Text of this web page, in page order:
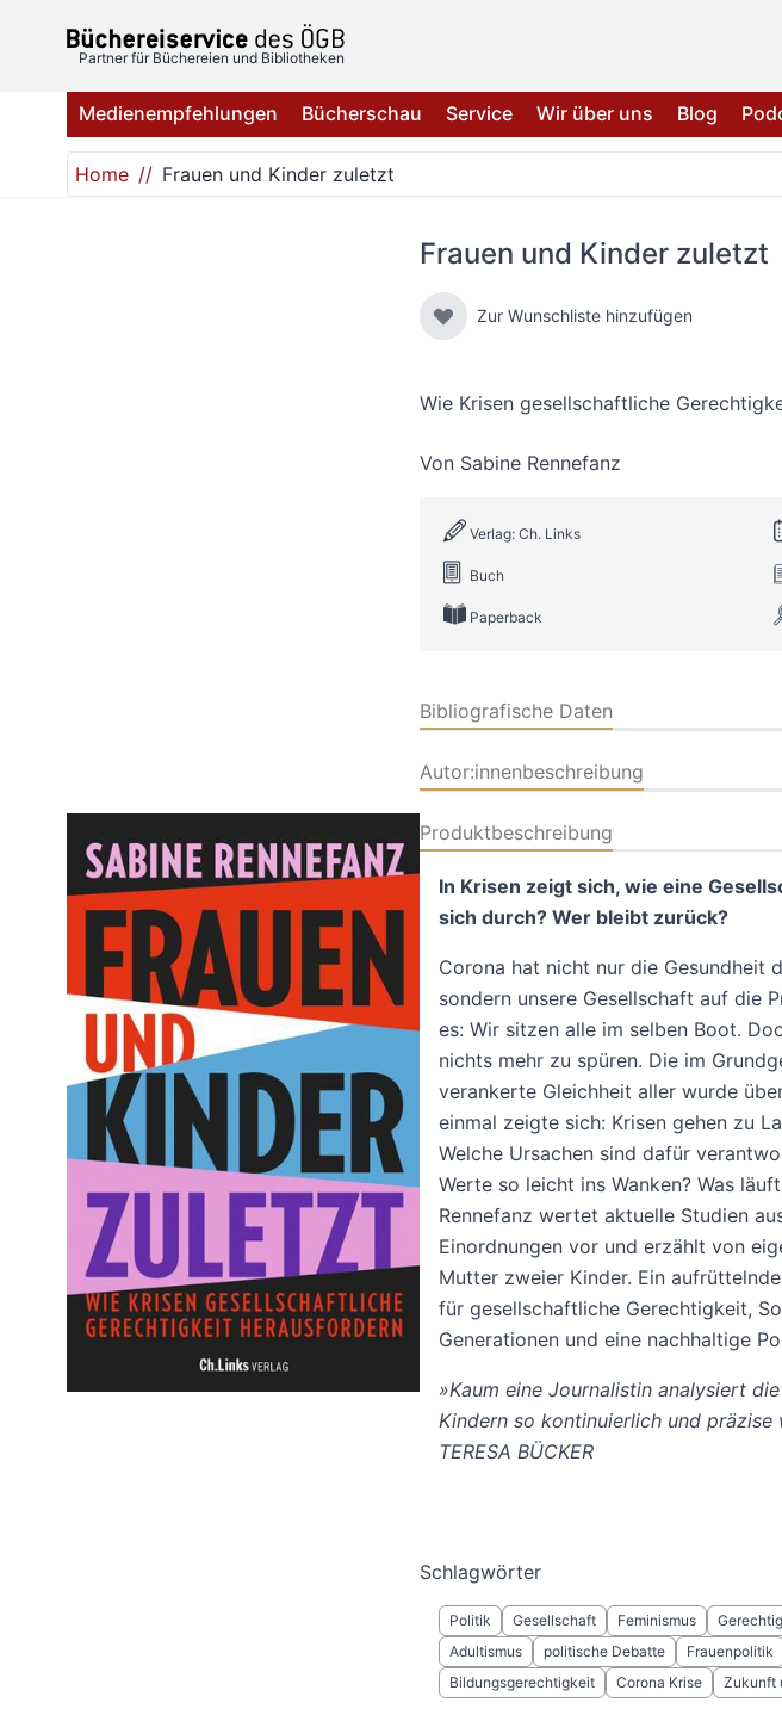
Partner für Büchereien und Bibliotheken
Medienempfehlungen Bücherschau Service Wir über uns Blog
Home Frauen und Kinder zuletzt
Frauen und Kinder zuletzt
Zur Wunschliste hinzufügen
Wie Krisen gesellschaftliche
Von Sabine Rennefanz
Verlag: Ch. Links
Buch
Paperback
Bibliografische Daten
Autor:innenbeschreibung
Produktbeschreibung
In Krisen zeigt sich, wie eine
sich durch? Wer bleibt zurück?
Corona hat nicht nur die Gesundheit
sondern unsere Gesellschaft auf die
es: Wir sitzen alle im selben Boot.
nichts mehr zu spüren. Die im
verankerte Gleichheit aller wurde
einmal zeigte sich: Krisen gehen zu
Welche Ursachen sind dafür
Werte so leicht ins Wanken? Was
Rennefanz wertet aktuelle Studien
Einordnungen vor und erzählt von
Mutter zweier Kinder. Ein
für gesellschaftliche Gerechtigkeit,
Generationen und eine nachhaltige
»Kaum eine Journalistin analysiert
Kindern so kontinuierlich und präzise
TERESA BÜCKER
Schlagwörter
Politik Gesellschaft Feminismus
Adultismus
politische Debatte Frauenpolitik
Bildungsgerechtigkeit
Corona Krise Zukunft